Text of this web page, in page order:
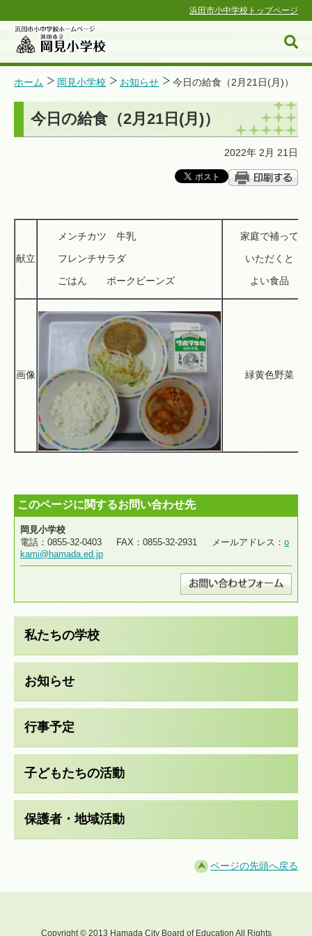
浜田市小中学校トップページ
浜田市小中学校ホームページ
ホーム 岡見小学校 お知らせ 今日の給食（2月21日(月)）
今日の給食（2月21日(月)）
2022年 2月 21日
献立
メンチカツ 牛乳
フレンチサラダ
ごはん ポークビーンズ
家庭で補って
いただくと
よい食品
画像 緑黄色野菜
このページに関するお問い合わせ先
岡見小学校
電話：0855-32-0403 FAX：0855-32-2931 メールアドレス： o
kami@hamada.ed.jp
私たちの学校
お知らせ
行事予定
子どもたちの活動
保護者・地域活動
ページの先頭へ戻る
Copyright © 2013 Hamada City Board of Education All Rights